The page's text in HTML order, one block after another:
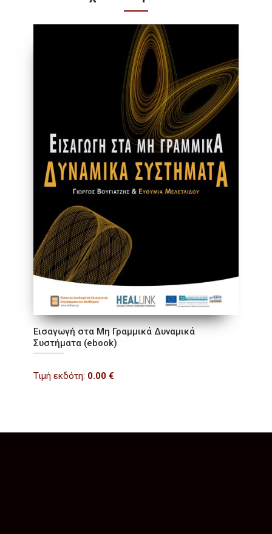
Εισαγωγή στα Μη Γραμμικά Δυναμικά
Συστήματα (ebook)
Τιμή εκδότη: 0.00 €